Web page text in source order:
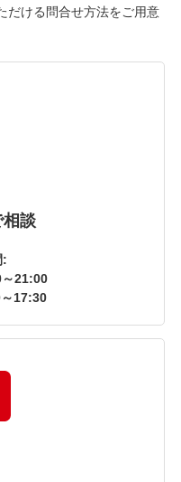
だける問合せ方法をご用意
談
:
21:00
17:30